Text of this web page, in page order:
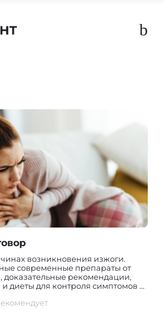
b
возникновения изжоги.
современные препараты от
доказательные рекомендации,
диеты для контроля симптомов …